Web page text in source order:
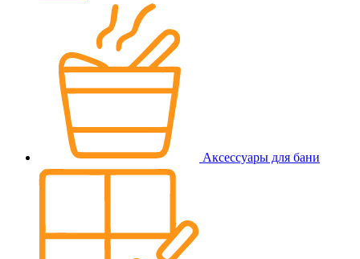
Аксессуары для бани